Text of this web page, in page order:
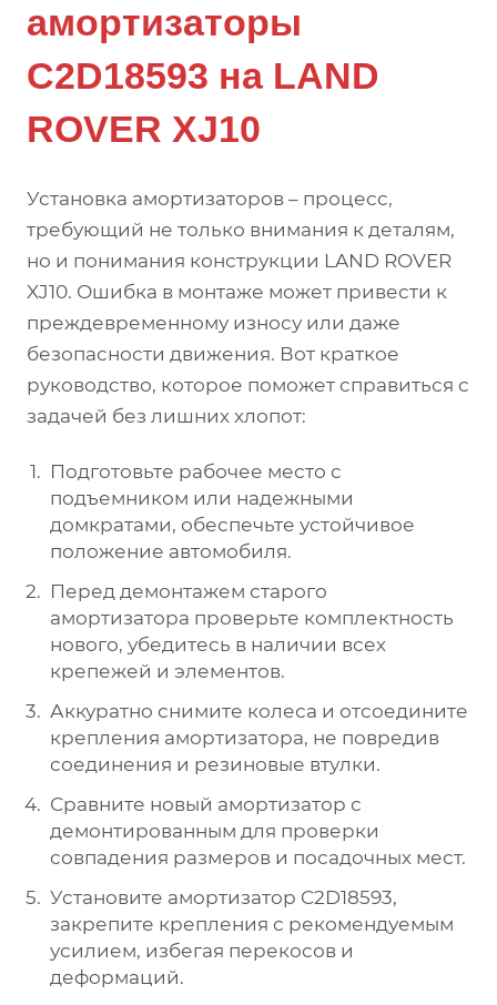
амортизаторы
C2D18593 на LAND
ROVER XJ10
Установка амортизаторов – процесс,
требующий не только внимания к деталям,
но и понимания конструкции LAND ROVER
XJ10. Ошибка в монтаже может привести к
преждевременному износу или даже
безопасности движения. Вот краткое
руководство, которое поможет справиться с
задачей без лишних хлопот:
Подготовьте рабочее место с
подъемником или надежными
домкратами, обеспечьте устойчивое
положение автомобиля.
Перед демонтажем старого
амортизатора проверьте комплектность
нового, убедитесь в наличии всех
крепежей и элементов.
Аккуратно снимите колеса и отсоедините
крепления амортизатора, не повредив
соединения и резиновые втулки.
Сравните новый амортизатор с
демонтированным для проверки
совпадения размеров и посадочных мест.
Установите амортизатор C2D18593,
закрепите крепления с рекомендуемым
усилием, избегая перекосов и
деформаций.